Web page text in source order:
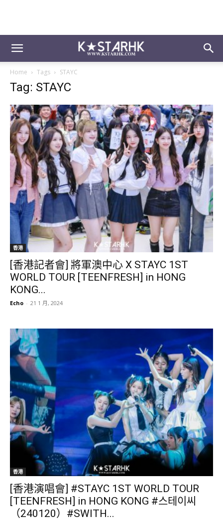
Home Tags STAYC
Tag: STAYC
香港
[香港記者會] 將軍澳中心 X STAYC 1ST
WORLD TOUR [TEENFRESH] in HONG
KONG...
Echo - 21 1 月, 2024
香港
[香港演唱會] #STAYC 1ST WORLD TOUR
[TEENFRESH] in HONG KONG #스테이씨
（240120）#SWITH...